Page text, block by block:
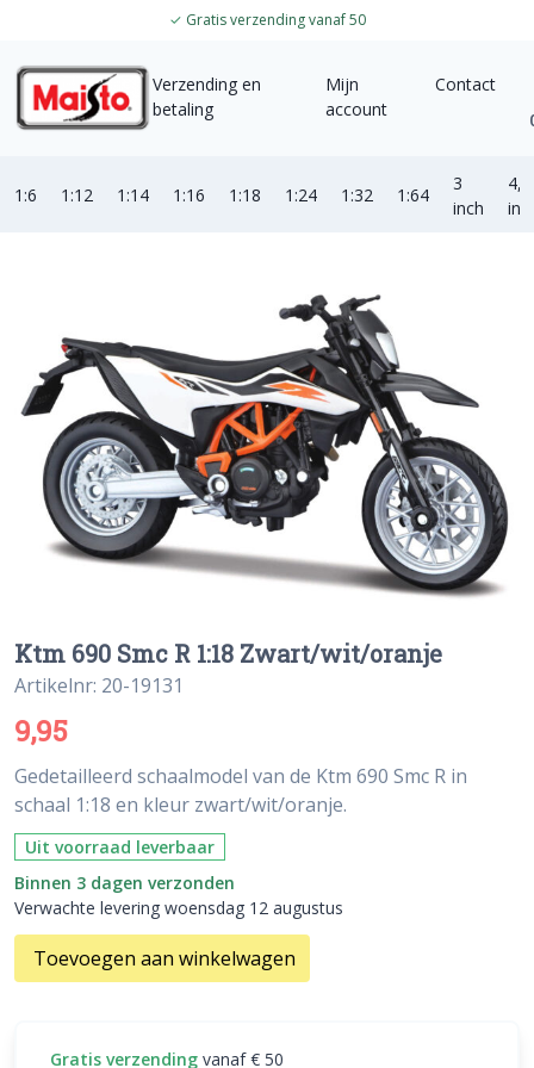
✓ Gratis verzending vanaf 50
Verzending en
betaling
Mijn
account
Contact
1:6 1:12 1:14 1:16 1:18 1:24 1:32 1:64
3
inch
4,5
Ktm 690 Smc R 1:18 Zwart/wit/oranje
Artikelnr: 20-19131
9,95
Gedetailleerd schaalmodel van de Ktm 690 Smc R in
schaal 1:18 en kleur zwart/wit/oranje.
Uit voorraad leverbaar
Binnen 3 dagen verzonden
Verwachte levering woensdag 12 augustus
Toevoegen aan winkelwagen
Gratis verzending vanaf € 50